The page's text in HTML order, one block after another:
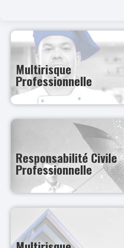
Multirisque
Professionnelle
Responsabilité Civile
Professionnelle